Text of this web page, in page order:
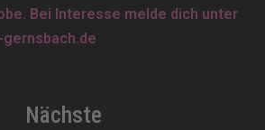
Bei Interesse melde dich unter
Nächste